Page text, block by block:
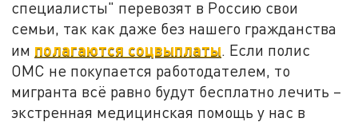
специалисты" перевозят в Россию свои
семьи, так как даже без нашего гражданства
им полагаются соцвыплаты. Если полис
ОМС не покупается работодателем, то
мигранта всё равно будут бесплатно лечить –
экстренная медицинская помощь у нас в